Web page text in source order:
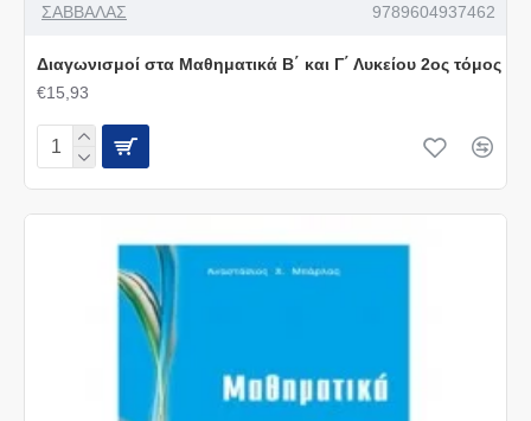
ΣΑΒΒΑΛΑΣ 9789604937462
Διαγωνισμοί στα Μαθηματικά Β΄ και Γ΄ Λυκείου 2ος τόμος
€15,93